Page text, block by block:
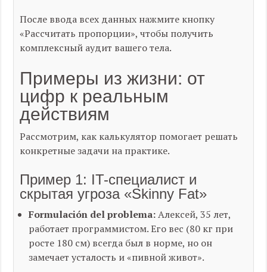
После ввода всех данных нажмите кнопку
«Рассчитать пропорции», чтобы получить
комплексный аудит вашего тела.
Примеры из жизни: от
цифр к реальным
действиям
Рассмотрим, как калькулятор помогает решать
конкретные задачи на практике.
Пример 1: IT-специалист и
скрытая угроза «Skinny Fat»
Formulación del problema:Алексей, 35 лет,
работает программистом. Его вес (80 кг при
росте 180 см) всегда был в норме, но он
замечает усталость и «пивной живот».